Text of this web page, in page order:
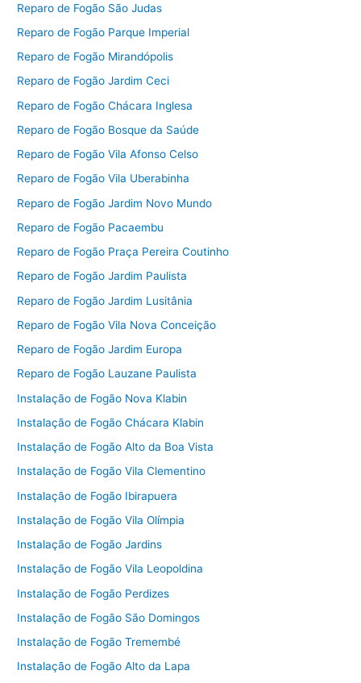
Reparo de Fogão São Judas
Reparo de Fogão Parque Imperial
Reparo de Fogão Mirandópolis
Reparo de Fogão Jardim Ceci
Reparo de Fogão Chácara Inglesa
Reparo de Fogão Bosque da Saúde
Reparo de Fogão Vila Afonso Celso
Reparo de Fogão Vila Uberabinha
Reparo de Fogão Jardim Novo Mundo
Reparo de Fogão Pacaembu
Reparo de Fogão Praça Pereira Coutinho
Reparo de Fogão Jardim Paulista
Reparo de Fogão Jardim Lusitânia
Reparo de Fogão Vila Nova Conceição
Reparo de Fogão Jardim Europa
Reparo de Fogão Lauzane Paulista
Instalação de Fogão Nova Klabin
Instalação de Fogão Chácara Klabin
Instalação de Fogão Alto da Boa Vista
Instalação de Fogão Vila Clementino
Instalação de Fogão Ibirapuera
Instalação de Fogão Vila Olímpia
Instalação de Fogão Jardins
Instalação de Fogão Vila Leopoldina
Instalação de Fogão Perdizes
Instalação de Fogão São Domingos
Instalação de Fogão Tremembé
Instalação de Fogão Alto da Lapa